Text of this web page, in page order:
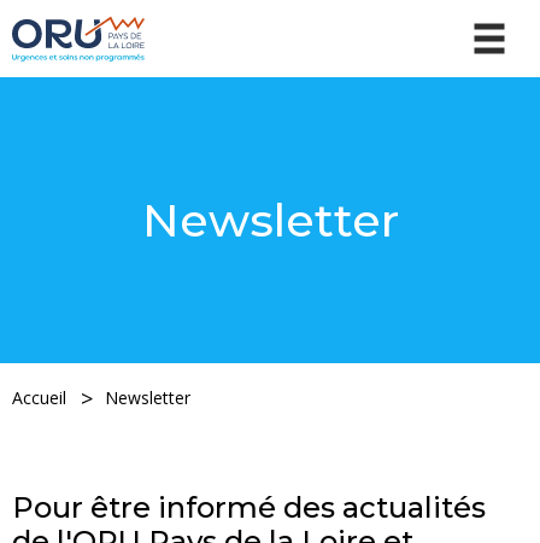
Newsletter
Accueil Newsletter
Pour être informé des actualités